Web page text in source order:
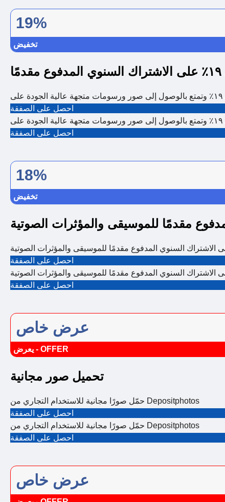
19%
تخفيض
احصل على الصفقة
احصل على الصفقة
18%
تخفيض
احصل على الصفقة
احصل على الصفقة
عرض خاص
يعرض - OFFER
تحميل صور مجانية
حمّل صورًا مجانية للاستخدام التجاري من Depositphotos
احصل على الصفقة
حمّل صورًا مجانية للاستخدام التجاري من Depositphotos
احصل على الصفقة
عرض خاص